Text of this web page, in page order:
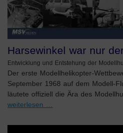
Harsewinkel war nur
Entwicklung und Entstehung der
Der erste Modellhelikopter-
September 1968 auf dem Modell-
läutete offiziell die Ära des
weiterlesen …